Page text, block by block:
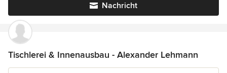
Nachricht
Tischlerei & Innenausbau - Alexander Lehmann